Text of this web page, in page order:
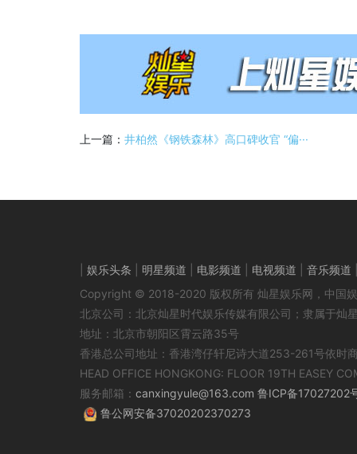
上一篇： 井柏然《钢铁森林》高口碑收官 “偏···
娱乐头条 明星频道 电影频道 电视频道 音乐频道
Copyright © 2018-2020 版权所有 灿星娱乐网，中国
北京公司：北京灿星时代娱乐传媒有限公司；隶属于灿
地址：北京市朝阳区霄云路35号
香港总公司地址：香港湾仔轩尼诗大道253-261号依时
HEAD OFFICE HONGKONG: FLOOR 19TH EASEY
服务邮箱： canxingyule@163.com 鲁ICP备17027202
鲁公网安备37020202370273